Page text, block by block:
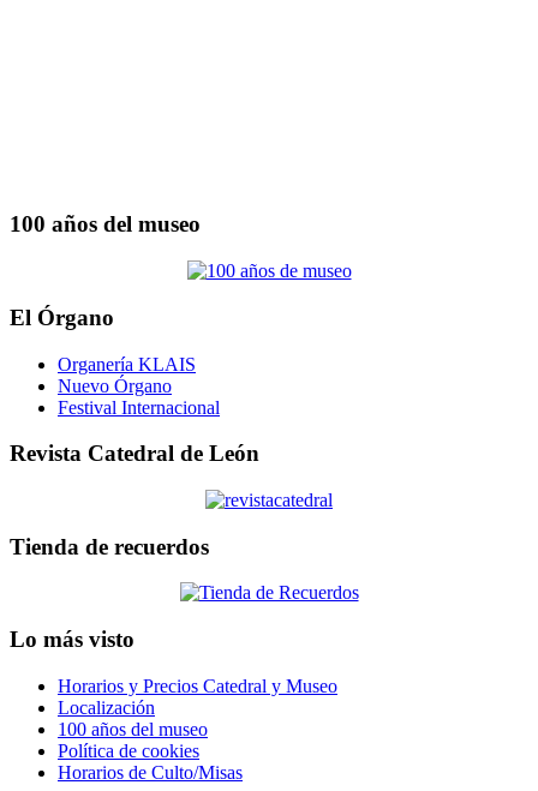
100 años del museo
El Órgano
Organería KLAIS
Nuevo Órgano
Festival Internacional
Revista Catedral de León
Tienda de recuerdos
Lo más visto
Horarios y Precios Catedral y Museo
Localización
100 años del museo
Política de cookies
Horarios de Culto/Misas